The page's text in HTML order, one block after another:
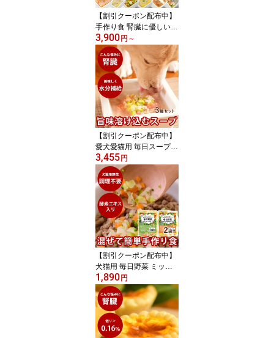
【割引クーポン配布中】
手作り食 腎臓に優しい低
リン7食Cセット【冷凍】
犬用 惣菜 ドッグフード
低リン 食いつき 犬 手作
り食 トッピング 犬 手作
りご飯 犬 手作りごはん
ドッグフード フレッシュ
ドッグフード おせち 代
わり 正月 ごちそう
3,900円 ～
【割引クーポン配布中】
愛犬愛猫用 毎日スープ3
種セット 鶏ガラ 鹿ガラ
野菜 3つの味がそれぞれ
6回分(合計18回分セッ
ト) 【冷凍】 手作り 無添
加 犬ごはん かけるだけ
お試し 冷凍ドッグフード
フレッシュドッグフード
水分補給 トッピング 犬
スープ
3,455円
【割引クーポン配布中】
犬猫用 毎日野菜 ミック
スベジタブル/おいもとか
ぼちゃミックス 2袋（約
300g）【冷凍】まぜるだ
け手作り食シリーズ 犬用
猫用 手作り食 カット野
菜 調理不要 冷凍野菜ミ
1,890円